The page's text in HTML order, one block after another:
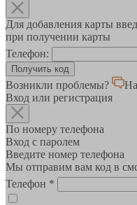
Для добавления карты
при получении карты
Телефон:
Возникли проблемы?
Вход или регистрация
По номеру телефона
Вход с паролем
Введите номер телефона
Мы отправим вам код в
Телефон *